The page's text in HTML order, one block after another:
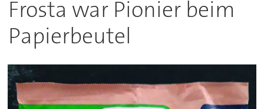
Frosta war Pionier beim
Papierbeutel